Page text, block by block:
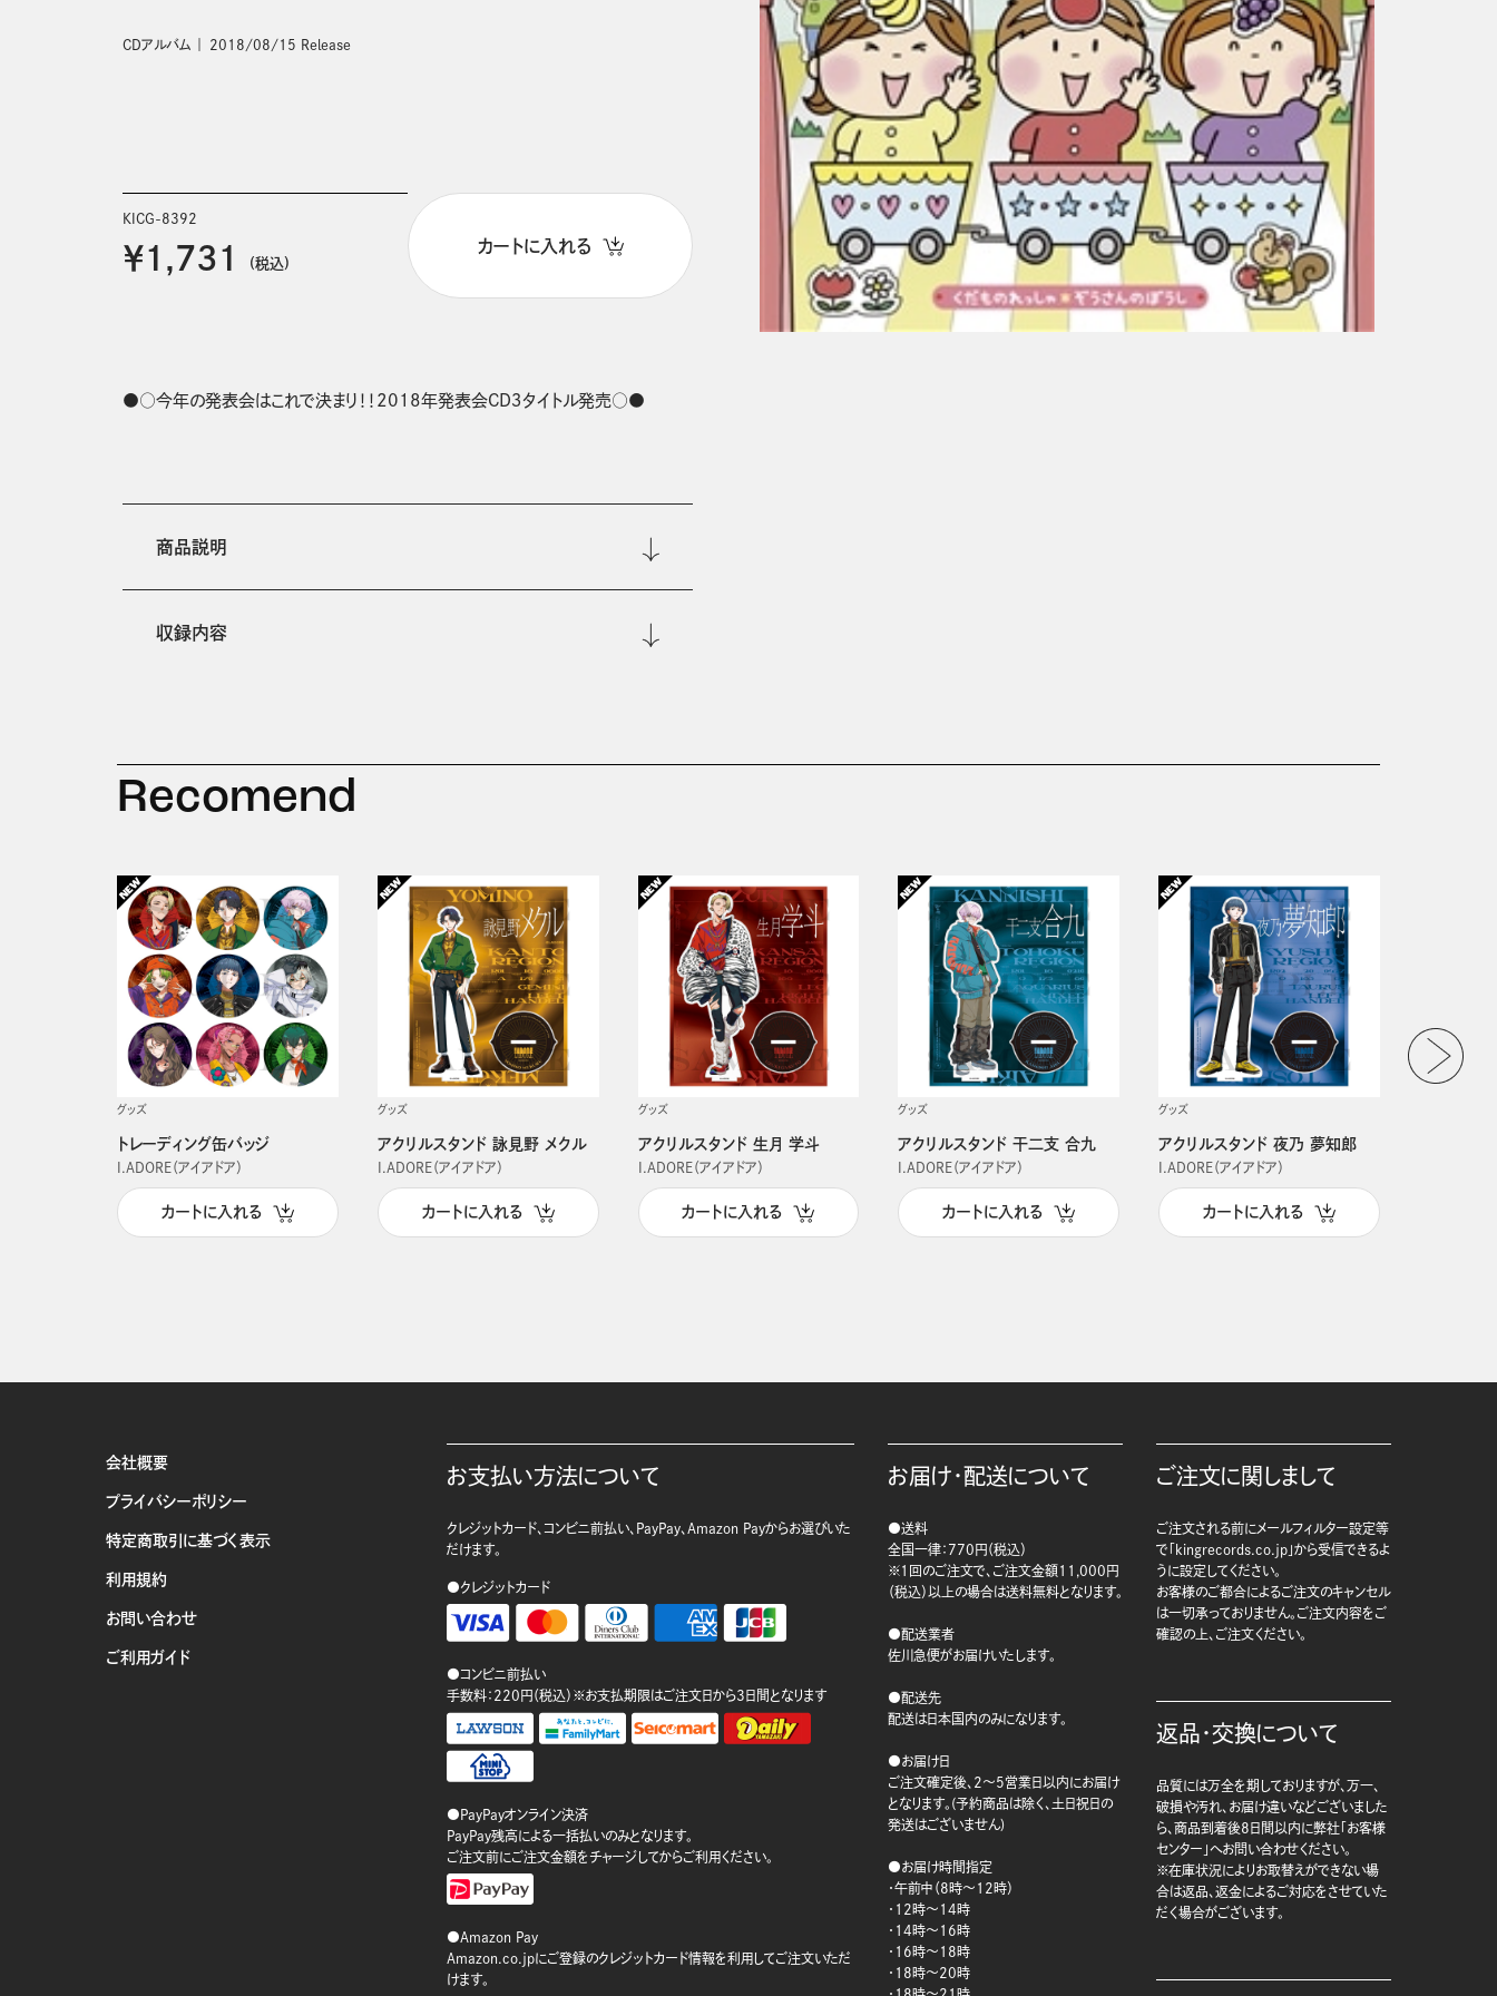
CDアルバム 2018/08/15 Release
KICG-8392
￥1,731 (税込)
カートに入れる
●○今年の発表会はこれで決まり！！2018年発表会CD３タイトル発売○●
商品説明
収録内容
Recomend
グッズ
トレーディング缶バッジ
I.ADORE（アイアドア）
カートに入れる
グッズ
アクリルスタンド 詠見野 メクル
I.ADORE（アイアドア）
カートに入れる
グッズ
アクリルスタンド 生月 学斗
I.ADORE（アイアドア）
カートに入れる
グッズ
アクリルスタンド 干二支 合九
I.ADORE（アイアドア）
カートに入れる
グッズ
アクリルスタンド 夜乃 夢知郎
I.ADORE（アイアドア）
カートに入れる
会社概要
プライバシーポリシー
特定商取引に基づく表示
利用規約
お問い合わせ
ご利用ガイド
お支払い方法について
クレジットカード、コンビニ前払い、PayPay、Amazon Payからお選びいた
だけます。
●クレジットカード
●コンビニ前払い
手数料：220円（税込）※お支払期限はご注文日から3日間となります
●PayPayオンライン決済
PayPay残高による一括払いのみとなります。
ご注文前にご注文金額をチャージしてからご利用ください。
●Amazon Pay
Amazon.co.jpにご登録のクレジットカード情報を利用してご注文いただ
けます。
お届け・配送について
●送料
全国一律：770円（税込）
※1回のご注文で、ご注文金額11,000円
（税込）以上の場合は送料無料となります。
●配送業者
佐川急便がお届けいたします。
●配送先
配送は日本国内のみになります。
●お届け日
ご注文確定後、2～5営業日以内にお届け
となります。(予約商品は除く、土日祝日の
発送はございません)
●お届け時間指定
・午前中（8時～12時）
・12時～14時
・14時～16時
・16時～18時
・18時～20時
ご注文に関しまして
ご注文される前にメールフィルター設定等
で「kingrecords.co.jp」から受信できるよ
うに設定してください。
お客様のご都合によるご注文のキャンセル
は一切承っておりません。ご注文内容をご
確認の上、ご注文ください。
返品・交換について
品質には万全を期しておりますが、万一、
破損や汚れ、お届け違いなどございました
ら、商品到着後8日間以内に弊社「お客様
センター」へお問い合わせください。
※在庫状況によりお取替えができない場
合は返品、返金によるご対応をさせていた
だく場合がございます。